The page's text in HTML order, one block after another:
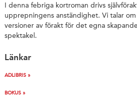
I denna febriga kortroman drivs
upprepningens anständighet. Vi talar
versioner av förakt för det egna
spektakel.
Länkar
ADLIBRIS »
BOKUS »